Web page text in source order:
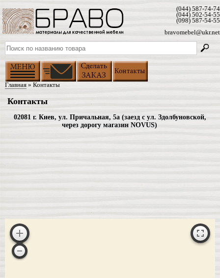
(044) 587-74-74
(044) 502-54-55
(098) 587-54-55
bravomebel@ukr.net
Главная » Контакты
Контакты
02081 г. Киев, ул. Причальная, 5а (заезд с ул. Здолбуновской,
через дорогу магазин NOVUS)